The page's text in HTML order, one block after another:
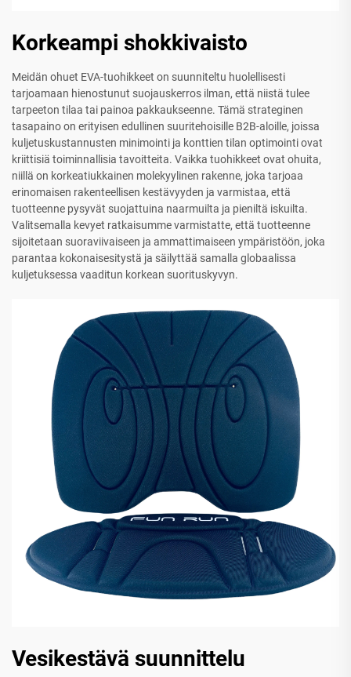
Korkeampi shokkivaisto
Meidän ohuet EVA-tuohikkeet on suunniteltu huolellisesti
tarjoamaan hienostunut suojauskerros ilman, että niistä tulee
tarpeeton tilaa tai painoa pakkaukseenne. Tämä strateginen
tasapaino on erityisen edullinen suuritehoisille B2B-aloille, joissa
kuljetuskustannusten minimointi ja konttien tilan optimointi ovat
kriittisiä toiminnallisia tavoitteita. Vaikka tuohikkeet ovat ohuita,
niillä on korkeatiukkainen molekyylinen rakenne, joka tarjoaa
erinomaisen rakenteellisen kestävyyden ja varmistaa, että
tuotteenne pysyvät suojattuina naarmuilta ja pieniltä iskuilta.
Valitsemalla kevyet ratkaisumme varmistatte, että tuotteenne
sijoitetaan suoraviivaiseen ja ammattimaiseen ympäristöön, joka
parantaa kokonaisesitystä ja säilyttää samalla globaalissa
kuljetuksessa vaaditun korkean suorituskyvyn.
Vesikestävä suunnittelu